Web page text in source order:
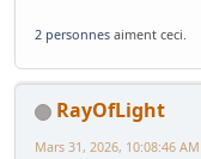
2 personnes aiment ceci.
RayOfLight
Mars 31, 2026, 10:08:46 AM